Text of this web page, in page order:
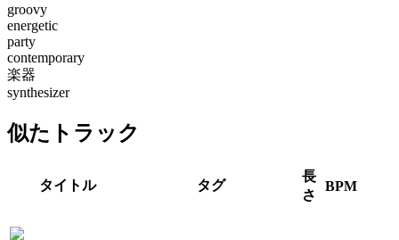
groovy
energetic
party
contemporary
楽器
synthesizer
似たトラック
タイトル タグ
長
さ
BPM